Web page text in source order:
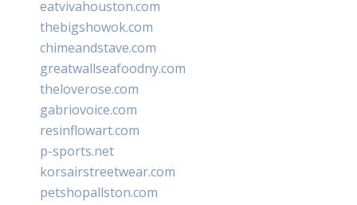
eatvivahouston.com
thebigshowok.com
chimeandstave.com
greatwallseafoodny.com
theloverose.com
gabriovoice.com
resinflowart.com
p-sports.net
korsairstreetwear.com
petshopallston.com